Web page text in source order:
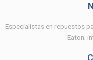
Especialistas en repuestos
Eaton;